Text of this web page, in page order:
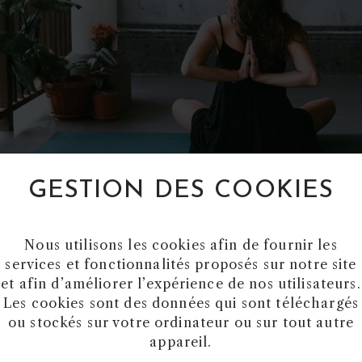
les bienfaits de la poterie sont nombreux:
vider l’esprit et de se focaliser sur le moment
avoir peur d’échouer” – Dr Edwin Land Elle
ont montré que le taux de cortisol de
Elle te permet de créer tes objets
cadeaux faits main!
GESTION DES COOKIES
Nous utilisons les cookies afin de fournir les
services et fonctionnalités proposés sur notre site
et afin d’améliorer l’expérience de nos utilisateurs.
Les cookies sont des données qui sont téléchargés
ou stockés sur votre ordinateur ou sur tout autre
appareil.